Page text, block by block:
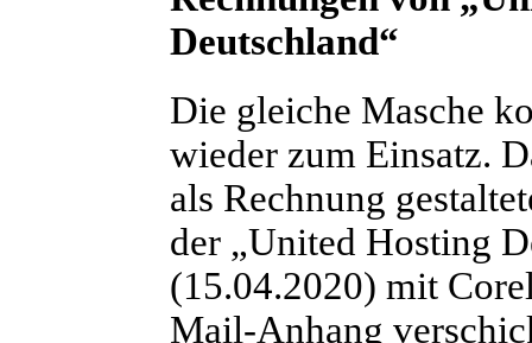
Deutschland“
Die gleiche Masche
wieder zum Einsatz.
als Rechnung
der „United Hosting
(15.04.2020) mit
Mail-Anhang